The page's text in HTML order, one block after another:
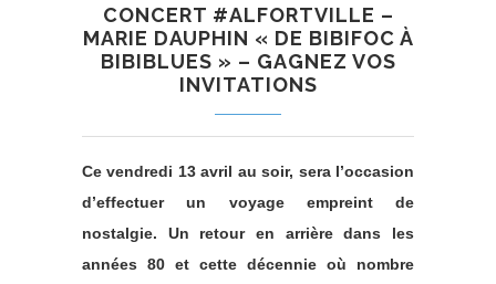
CONCERT #ALFORTVILLE –
MARIE DAUPHIN « DE BIBIFOC À
BIBIBLUES » – GAGNEZ VOS
INVITATIONS
Ce vendredi 13 avril au soir, sera l’occasion
d’effectuer un voyage empreint de
nostalgie. Un retour en arrière dans les
années 80 et cette décennie où nombre